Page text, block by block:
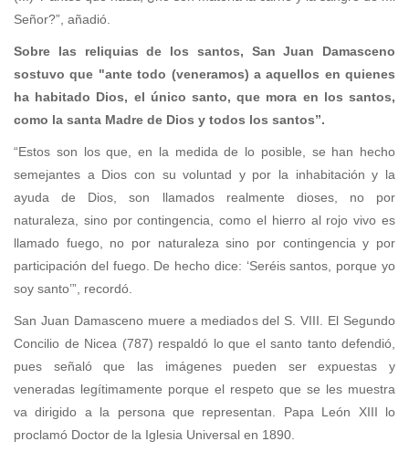
Señor?”, añadió.
Sobre las reliquias de los santos, San Juan Damasceno
sostuvo que "ante todo (veneramos) a aquellos en quienes
ha habitado Dios, el único santo, que mora en los santos,
como la santa Madre de Dios y todos los santos”.
“Estos son los que, en la medida de lo posible, se han hecho
semejantes a Dios con su voluntad y por la inhabitación y la
ayuda de Dios, son llamados realmente dioses, no por
naturaleza, sino por contingencia, como el hierro al rojo vivo es
llamado fuego, no por naturaleza sino por contingencia y por
participación del fuego. De hecho dice: ‘Seréis santos, porque yo
soy santo’”, recordó.
San Juan Damasceno muere a mediados del S. VIII. El Segundo
Concilio de Nicea (787) respaldó lo que el santo tanto defendió,
pues señaló que las imágenes pueden ser expuestas y
veneradas legítimamente porque el respeto que se les muestra
va dirigido a la persona que representan. Papa León XIII lo
proclamó Doctor de la Iglesia Universal en 1890.